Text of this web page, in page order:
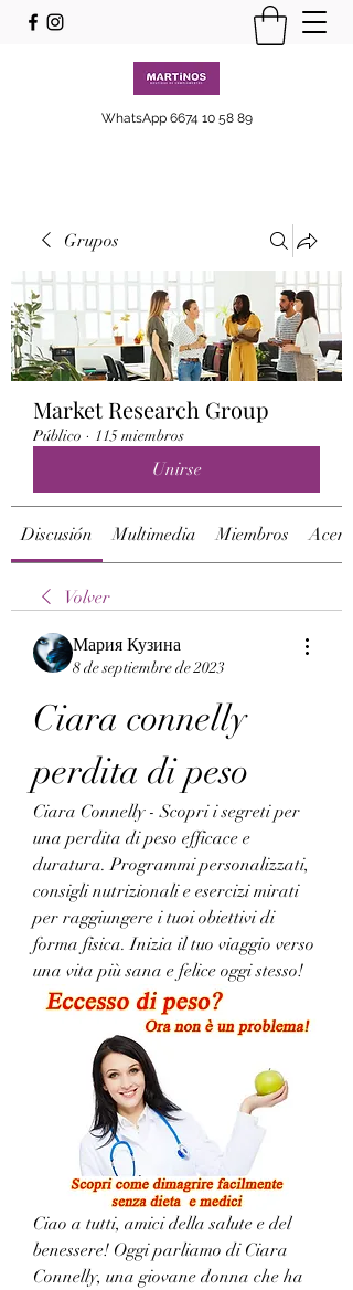
WhatsApp 6674 10 58 89
Grupos
Market Research Group
Público · 115 miembros
Unirse
Discusión Multimedia Miembros
Volver
Мария Кузина
8 de septiembre de 2023
Ciara connelly
perdita di peso
Ciara Connelly - Scopri i segreti per
una perdita di peso efficace e
duratura. Programmi personalizzati,
consigli nutrizionali e esercizi mirati
per raggiungere i tuoi obiettivi di
forma fisica. Inizia il tuo viaggio verso
una vita più sana e felice oggi stesso!
Ciao a tutti, amici della salute e del
benessere! Oggi parliamo di Ciara
Connelly, una giovane donna che ha